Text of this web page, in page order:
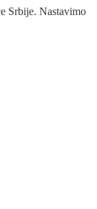
Srbije. Nastavimo